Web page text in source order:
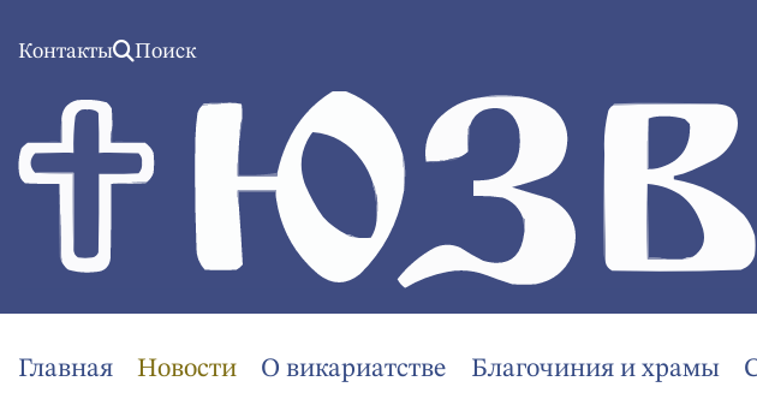
Контакты Поиск
Главная Новости О викариатстве Благочиния и храмы